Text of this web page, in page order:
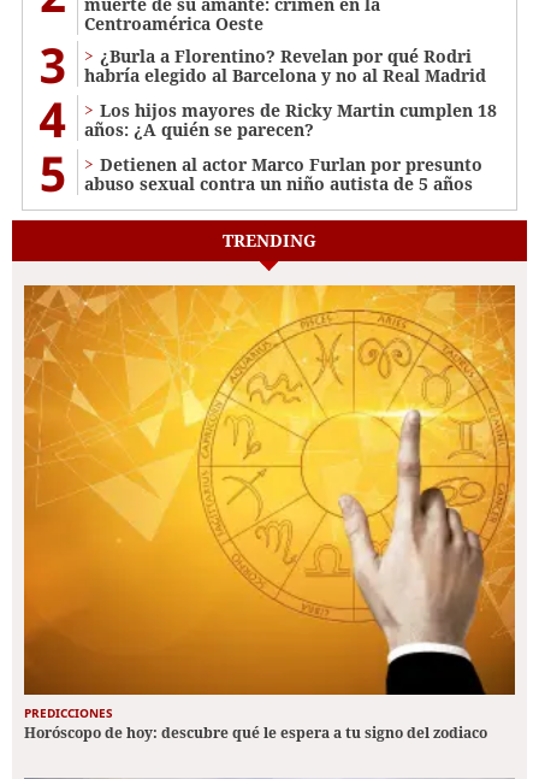
muerte de su amante: crimen en la
Centroamérica Oeste
3
¿Burla a Florentino? Revelan por qué Rodri
habría elegido al Barcelona y no al Real Madrid
4
Los hijos mayores de Ricky Martin cumplen 18
años: ¿A quién se parecen?
5
Detienen al actor Marco Furlan por presunto
abuso sexual contra un niño autista de 5 años
TRENDING
PREDICCIONES
Horóscopo de hoy: descubre qué le espera a tu signo del zodiaco